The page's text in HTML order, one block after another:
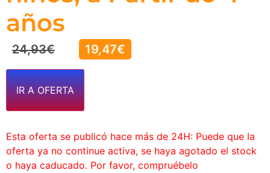
años
24,93€ 19,47€
IR A OFERTA
Esta oferta se publicó hace más de 24H: Puede que la
oferta ya no continue activa, se haya agotado el stock
o haya caducado. Por favor, compruébelo